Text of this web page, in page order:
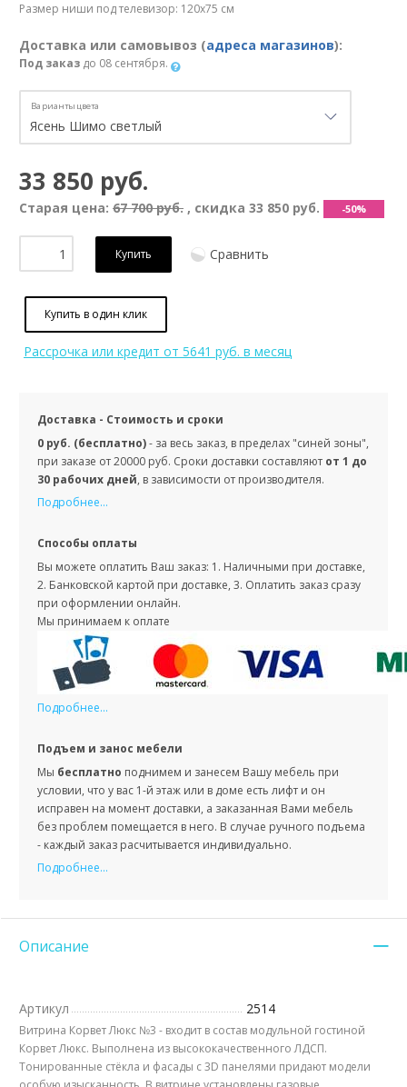
Размер ниши под телевизор: 120х75 см
Доставка или самовывоз (адреса магазинов):
Под заказ до 08 сентября.
Варианты цвета
33 850 руб.
Старая цена: 67 700 руб. , скидка 33 850 руб. -50%
Купить Сравнить
Купить в один клик
Рассрочка или кредит от 5641 руб. в месяц
Доставка - Стоимость и сроки
0 руб. (бесплатно)- за весь заказ, в пределах "синей зоны",
при заказе от 20000 руб. Сроки доставки составляют от 1 до
30 рабочих дней, в зависимости от производителя.
Подробнее...
Способы оплаты
Вы можете оплатить Ваш заказ: 1. Наличными при доставке,
2. Банковской картой при доставке, 3. Оплатить заказ сразу
при оформлении онлайн.
Мы принимаем к оплате
Подробнее...
Подъем и занос мебели
Мы бесплатно поднимем и занесем Вашу мебель при
условии, что у вас 1-й этаж или в доме есть лифт и он
исправен на момент доставки, а заказанная Вами мебель
без проблем помещается в него. В случае ручного подъема
- каждый заказ расчитывается индивидуально.
Подробнее...
Описание
Артикул 2514
Витрина Корвет Люкс №3 - входит в состав модульной гостиной
Корвет Люкс. Выполнена из высококачественного ЛДСП.
Тонированные стёкла и фасады с 3D панелями придают модели